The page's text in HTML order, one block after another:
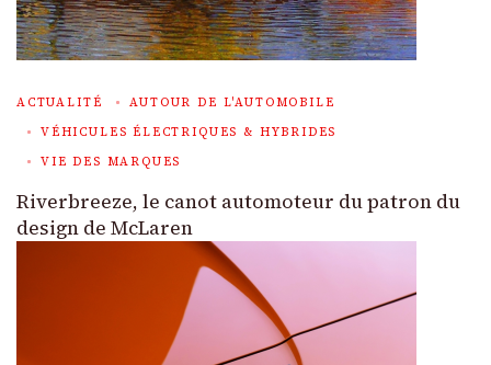
ACTUALITÉ
AUTOUR DE L'AUTOMOBILE
VÉHICULES ÉLECTRIQUES & HYBRIDES
VIE DES MARQUES
Riverbreeze, le canot automoteur du patron du
design de McLaren